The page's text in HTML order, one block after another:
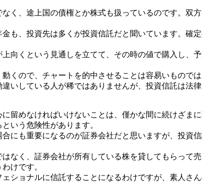
く、途上国の債権とか株式も扱っているのです。
も、投資先は多くが投資信託だと聞いています。
向くという見通しを立てて、その時の値で購入し
くので、チャートを的中させることは容易いもので
いしている人が稀ではありませんが、投資信託は
留めなければいけないことは、僅かな間に続けざ
いう危険性があります。
にも重要になるのが証券会社だと思いますが、投
なく、証券会社が所有している株を貸してもらっ
けです。
ショナルに信託することになるわけですが、素人さ